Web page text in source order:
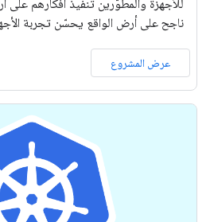
للأجهزة والمطوّرين تنفيذ أفكارهم على
ناجح على أرض الواقع يحسّن تجربة
عرض المشروع